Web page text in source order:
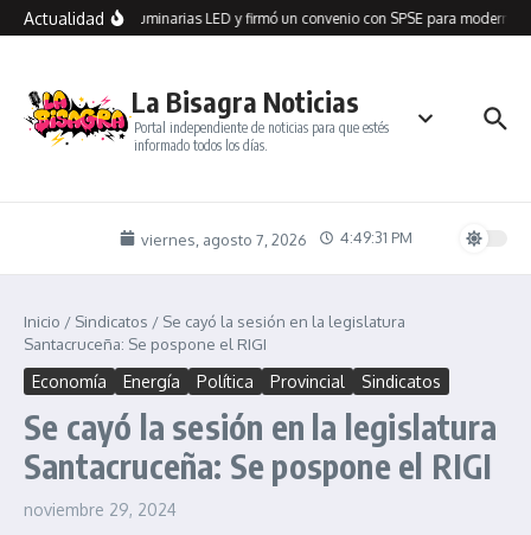
Saltar al contenido
Actualidad
Seco recibió 100 luminarias LED y firmó un convenio con SPSE para
La Bisagra Noticias
Portal independiente de noticias para que estés
informado todos los días.
viernes, agosto 7, 2026 4:49:31 PM
Inicio / Sindicatos / Se cayó la sesión en la legislatura
Santacruceña: Se pospone el RIGI
Economía Energía Política Provincial Sindicatos
Se cayó la sesión en la legislatura
Santacruceña: Se pospone el RIGI
noviembre 29, 2024